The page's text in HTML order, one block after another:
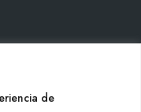
de